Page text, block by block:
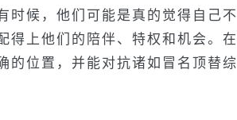
时候，他们可能是真的觉得自己不
得上他们的陪伴、特权和机会。在
的位置，并能对抗诸如冒名顶替综